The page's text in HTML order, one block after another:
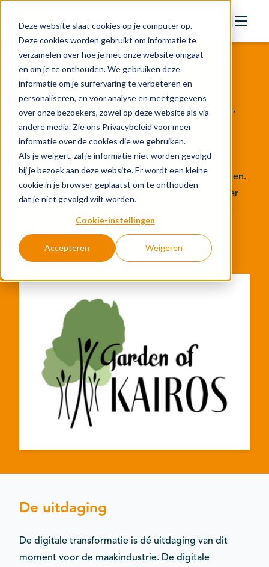
Deze website slaat cookies op je computer op.
Deze cookies worden gebruikt om informatie te
verzamelen over hoe je met onze website omgaat
en om je te onthouden. We gebruiken deze
informatie om je surfervaring te verbeteren en
personaliseren, en voor analyse en meetgegevens
over onze bezoekers, zowel op deze website als via
andere media. Zie ons Privacybeleid voor meer
informatie over de cookies die we gebruiken.
Als je weigert, zal je informatie niet worden gevolgd
bij je bezoek aan deze website. Er wordt een kleine
cookie in je browser geplaatst om te onthouden
dat je niet gevolgd wilt worden.
Cookie-instellingen
Accepteren Weigeren
Actie
Doelstellingen
Groeipaden
Actuele onderwerpen
Financiering
Nieuws
In de regio
Over organisatie
Contact
Garden of Kairos
Garden of Kairos is een community van bedrijven,
onderwijsinstellingen en andere organisaties die
samenwerken om de digitale transformatie in de
maakindustrie tot een succes te maken. Ons
uitgangspunt is dat je daarvoor moet samenwerken.
Onze focus is op Twente en Oost-Nederland, maar
we staan ook open voor deelnemers buiten deze
De uitdaging
De digitale transformatie is dé uitdaging van dit
moment voor de maakindustrie. De digitale